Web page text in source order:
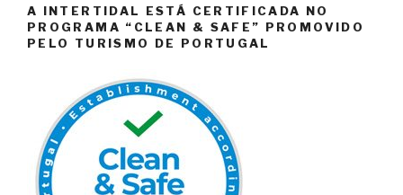
A INTERTIDAL ESTÁ CERTIFICADA NO
PROGRAMA “CLEAN & SAFE” PROMOVIDO
PELO TURISMO DE PORTUGAL